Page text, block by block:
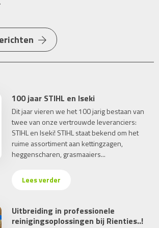
100 jaar STIHL en Iseki
Dit jaar vieren we het 100 jarig bestaan van
twee van onze vertrouwde leveranciers:
STIHL en Iseki! STIHL staat bekend om het
ruime assortiment aan kettingzagen,
heggenscharen, grasmaaiers...
Lees verder
Uitbreiding in professionele
reinigingsoplossingen bij Rienties..!